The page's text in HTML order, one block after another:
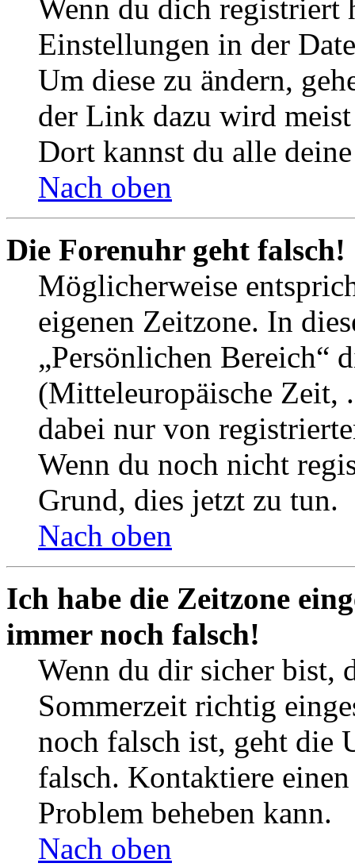
Wenn du dich registriert
Einstellungen in der
Um diese zu ändern,
der Link dazu wird
Dort kannst du alle
Nach oben
Die Forenuhr geht falsch!
Möglicherweise
eigenen Zeitzone. In
„Persönlichen Bereich“
(Mitteleuropäische Zeit,
dabei nur von
Wenn du noch nicht
Grund, dies jetzt zu tun.
Nach oben
Ich habe die Zeitzone
immer noch falsch!
Wenn du dir sicher bist,
Sommerzeit richtig
noch falsch ist, geht die
falsch. Kontaktiere
Problem beheben kann.
Nach oben